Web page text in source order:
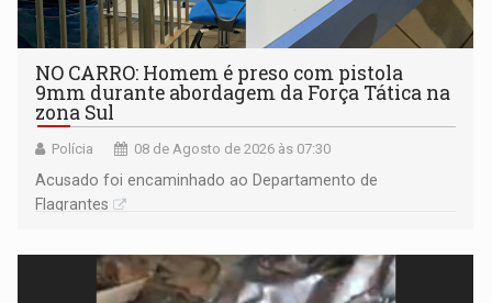
NO CARRO: Homem é preso com pistola
9mm durante abordagem da Força Tática na
zona Sul
Polícia 08 de Agosto de 2026 às 07:30
Acusado foi encaminhado ao Departamento de
Flagrantes